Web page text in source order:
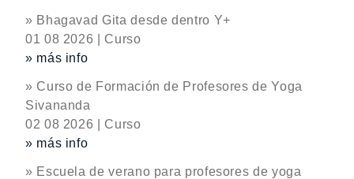
» Bhagavad Gita desde dentro Y+
01 08 2026 | Curso
» más info
» Curso de Formación de Profesores de Yoga
Sivananda
02 08 2026 | Curso
» más info
» Escuela de verano para profesores de yoga